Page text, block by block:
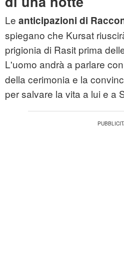
Le anticipazioni di
spiegano che Kursat
prigionia di Rasit prima
L'uomo andrà a parlare con
della cerimonia e la
per salvare la vita a lui e a